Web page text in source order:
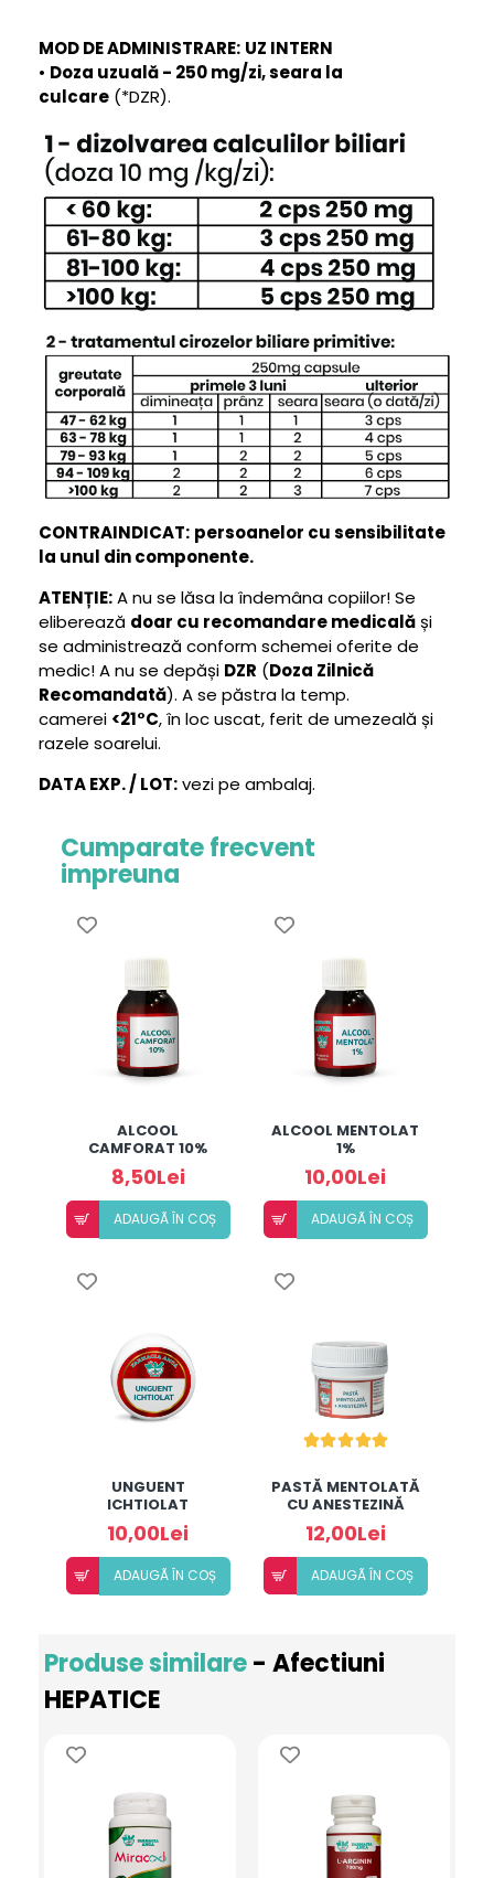
MOD DE ADMINISTRARE: UZ INTERN
• Doza uzuală - 250 mg/zi, seara la
culcare (*DZR).
CONTRAINDICAT: persoanelor cu sensibilitate
la unul din componente.
ATENȚIE:A nu se lăsa la îndemâna copiilor! Se
eliberează doar cu recomandare medicalăși
se administrează conform schemei oferite de
medic! A nu se depăși DZR (Doza Zilnică
Recomandată). A se păstra la temp.
camerei <21°C, în loc uscat, ferit de umezeală și
razele soarelui.
DATA EXP. / LOT:vezi pe ambalaj.
Cumparate frecvent
impreuna
ALCOOL
CAMFORAT 10%
(50ML)
8,50Lei
ADAUGÃ ÎN COȘ
ALCOOL MENTOLAT
1%
10,00Lei
ADAUGÃ ÎN COȘ
UNGUENT
ICHTIOLAT
10,00Lei
ADAUGÃ ÎN COȘ
PASTĂ MENTOLATĂ
CU ANESTEZINĂ
12,00Lei
ADAUGÃ ÎN COȘ
Produse similare- Afectiuni
HEPATICE